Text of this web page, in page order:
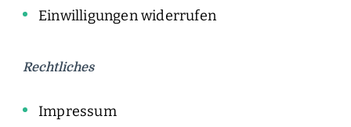
Einwilligungen widerrufen
Rechtliches
Impressum